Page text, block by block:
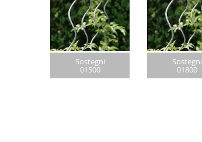
Sostegni
01500
Sostegni
01800